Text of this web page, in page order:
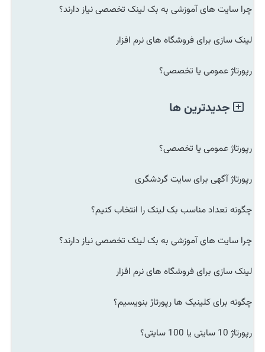
چرا سایت های آموزشی به بک لینک تخصصی نیاز دارند؟
لینک سازی برای فروشگاه های نرم افزار
رپورتاژ عمومی یا تخصصی؟
جدیدترین ها
رپورتاژ عمومی یا تخصصی؟
رپورتاژ آگهی برای سایت گردشگری
چگونه تعداد مناسب بک لینک را انتخاب کنیم؟
چرا سایت های آموزشی به بک لینک تخصصی نیاز دارند؟
لینک سازی برای فروشگاه های نرم افزار
چگونه برای کلینیک ها رپورتاژ بنویسیم؟
رپورتاژ 10 سایتی یا 100 سایتی؟